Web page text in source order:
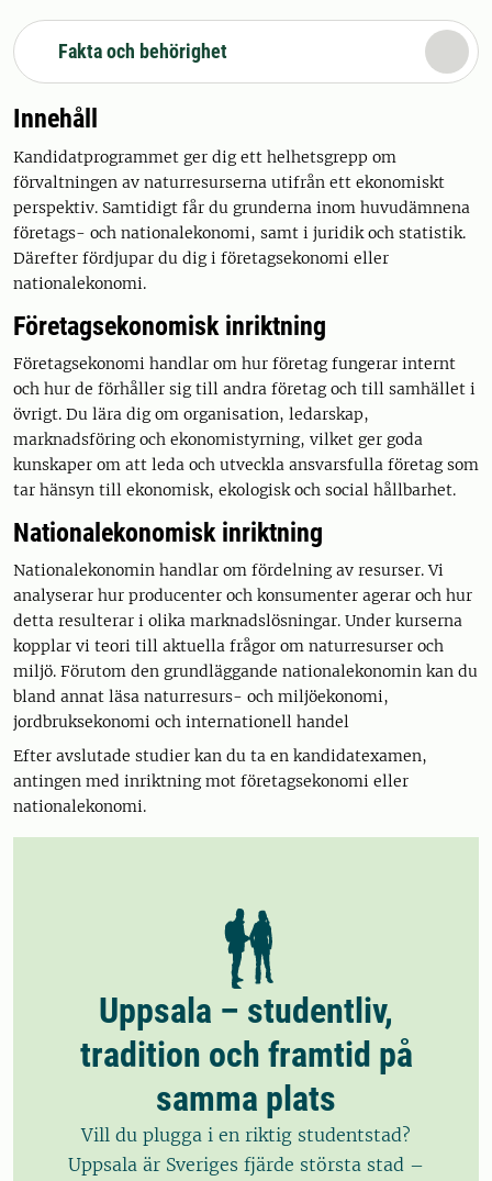
Fakta och behörighet
Innehåll
Kandidatprogrammet ger dig ett helhetsgrepp om
förvaltningen av naturresurserna utifrån ett ekonomiskt
perspektiv. Samtidigt får du grunderna inom huvudämnena
företags- och nationalekonomi, samt i juridik och statistik.
Därefter fördjupar du dig i företagsekonomi eller
nationalekonomi.
Företagsekonomisk inriktning
Företagsekonomi handlar om hur företag fungerar internt
och hur de förhåller sig till andra företag och till samhället i
övrigt. Du lära dig om organisation, ledarskap,
marknadsföring och ekonomistyrning, vilket ger goda
kunskaper om att leda och utveckla ansvarsfulla företag som
tar hänsyn till ekonomisk, ekologisk och social hållbarhet.
Nationalekonomisk inriktning
Nationalekonomin handlar om fördelning av resurser. Vi
analyserar hur producenter och konsumenter agerar och hur
detta resulterar i olika marknadslösningar. Under kurserna
kopplar vi teori till aktuella frågor om naturresurser och
miljö. Förutom den grundläggande nationalekonomin kan du
bland annat läsa naturresurs- och miljöekonomi,
jordbruksekonomi och internationell handel
Efter avslutade studier kan du ta en kandidatexamen,
antingen med inriktning mot företagsekonomi eller
nationalekonomi.
Uppsala – studentliv,
tradition och framtid på
samma plats
Vill du plugga i en riktig studentstad?
Uppsala är Sveriges fjärde största stad –